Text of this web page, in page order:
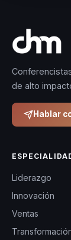
de alto
Hablar
Liderazgo
Innovación
Ventas